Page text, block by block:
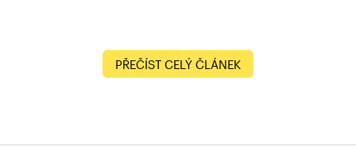
PŘEČÍST CELÝ ČLÁNEK